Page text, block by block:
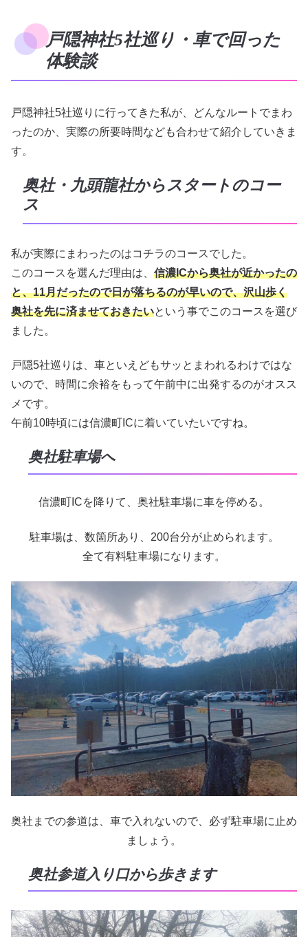
戸隠神社5社巡り・車で回った
体験談
戸隠神社5社巡りに行ってきた私が、どんなルートでまわ
ったのか、実際の所要時間なども合わせて紹介していきま
す。
奥社・九頭龍社からスタートのコー
ス
私が実際にまわったのはコチラのコースでした。
このコースを選んだ理由は、 信濃ICから奥社が近かったの
と、11月だったので日が落ちるのが早いので、沢山歩く
奥社を先に済ませておきたいという事でこのコースを選び
ました。
戸隠5社巡りは、車といえどもサッとまわれるわけではな
いので、時間に余裕をもって午前中に出発するのがオスス
メです。
午前10時頃には信濃町ICに着いていたいですね。
奥社駐車場へ
信濃町ICを降りて、奥社駐車場に車を停める。
駐車場は、数箇所あり、200台分が止められます。
全て有料駐車場になります。
奥社までの参道は、車で入れないので、必ず駐車場に止め
ましょう。
奥社参道入り口から歩きます